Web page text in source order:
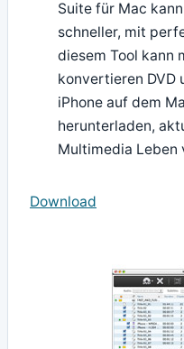
Suite für Mac
schneller, mit
diesem Tool kann
konvertieren DVD
iPhone auf dem
herunterladen,
Multimedia Leben
Download